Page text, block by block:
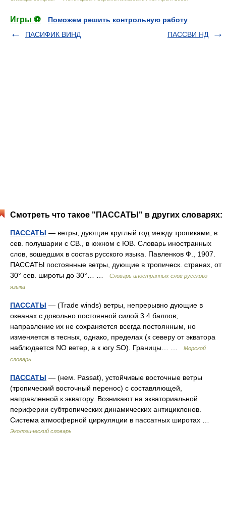
Игры ⚽
Поможем решить контрольную работу
ПАСИФИК ВИНД
ПАССВИ НД
Смотреть что такое "ПАССАТЫ" в других словарях:
ПАССАТЫ — ветры, дующие круглый год между тропиками, в
сев. полушарии с СВ., в южном с ЮВ. Словарь иностранных
слов, вошедших в состав русского языка. Павленков Ф., 1907.
ПАССАТЫ постоянные ветры, дующие в тропическ. странах, от
30° сев. широты до 30°… …
Словарь иностранных слов русского
языка
ПАССАТЫ — (Trade winds) ветры, непрерывно дующие в
океанах с довольно постоянной силой 3 4 баллов;
направление их не сохраняется всегда постоянным, но
изменяется в тесных, однако, пределах (к северу от экватора
наблюдается NO ветер, а к югу SO). Границы… …
Морской
словарь
ПАССАТЫ — (нем. Passat), устойчивые восточные ветры
(тропический восточный перенос) с составляющей,
направленной к экватору. Возникают на экваториальной
периферии субтропических динамических антициклонов.
Система атмосферной циркуляции в пассатных широтах …
Экологический словарь